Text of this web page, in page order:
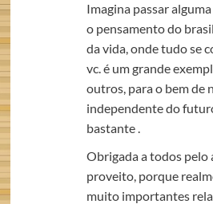
Imagina passar
o pensamento do
da vida, onde tudo se
vc. é um grande
outros, para o bem de
independente do
bastante .
Obrigada a todos
proveito, porque
muito importantes